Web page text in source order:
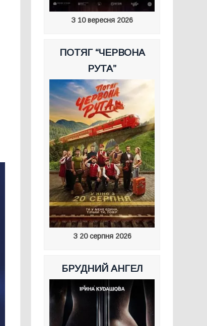
З 10 вересня 2026
ПОТЯГ “ЧЕРВОНА
РУТА”
З 20 серпня 2026
БРУДНИЙ АНГЕЛ